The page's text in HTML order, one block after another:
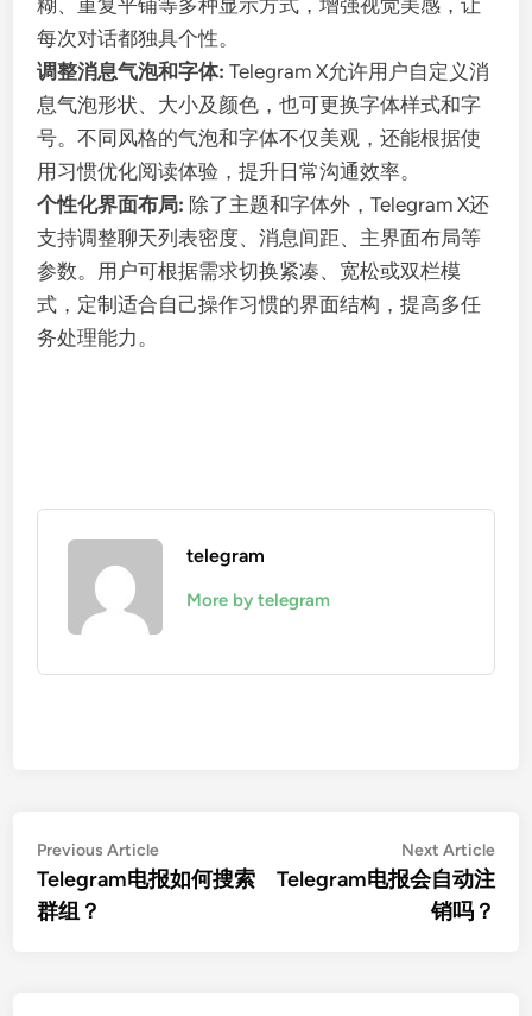
每次对话都独具个性。
调整消息气泡和字体: Telegram X允许用户自定义消
息气泡形状、大小及颜色，也可更换字体样式和字
号。不同风格的气泡和字体不仅美观，还能根据使
用习惯优化阅读体验，提升日常沟通效率。
个性化界面布局: 除了主题和字体外，Telegram X还
支持调整聊天列表密度、消息间距、主界面布局等
参数。用户可根据需求切换紧凑、宽松或双栏模
式，定制适合自己操作习惯的界面结构，提高多任
务处理能力。
telegram
More by telegram
文
章
导
Previous ArticlePrevious
article:
Telegram电报如何搜索
群组？
Next Article
Telegram电报会自动注
销吗？